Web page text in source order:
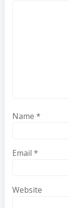
Name *
Email *
Website